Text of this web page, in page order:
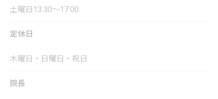
土曜日13:30～17:00
定休日
木曜日・日曜日・祝日
院長